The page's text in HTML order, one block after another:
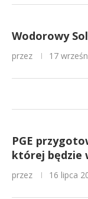
Wodorowy
przez 17
PGE
której będzie
przez 16 lipca